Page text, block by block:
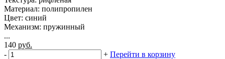
Материал: полипропилен
Цвет: синий
Механизм: пружинный
...
140 руб.
-
+ Перейти в корзину